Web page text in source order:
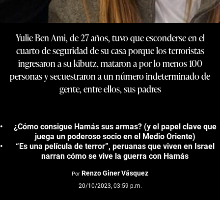
Yulie Ben Ami, de 27 años, tuvo que esconderse en el
cuarto de seguridad de su casa porque los terroristas
ingresaron a su kibutz, mataron a por lo menos 100
personas y secuestraron a un número indeterminado de
gente, entre ellos, sus padres
¿Cómo consigue Hamás sus armas? (y el papel clave que
juega un poderoso socio en el Medio Oriente)
“Es una película de terror”, peruanas que viven en Israel
narran cómo se vive la guerra con Hamás
Por Renzo Giner Vásquez
20/10/2023, 03:59 p.m.